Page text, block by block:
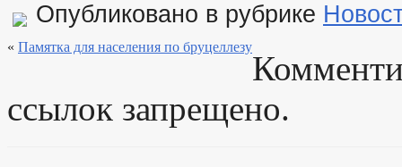
Опубликовано в рубрике
« Памятка для населения по бруцеллезу
ссылок запрещено.